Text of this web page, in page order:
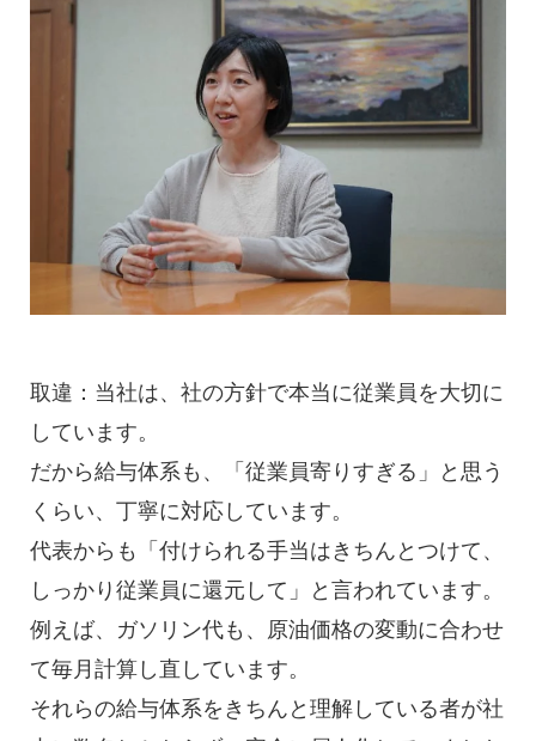
取違：当社は、社の方針で本当に従業員を大切に
しています。
だから給与体系も、「従業員寄りすぎる」と思う
くらい、丁寧に対応しています。
代表からも「付けられる手当はきちんとつけて、
しっかり従業員に還元して」と言われています。
例えば、ガソリン代も、原油価格の変動に合わせ
て毎月計算し直しています。
それらの給与体系をきちんと理解している者が社